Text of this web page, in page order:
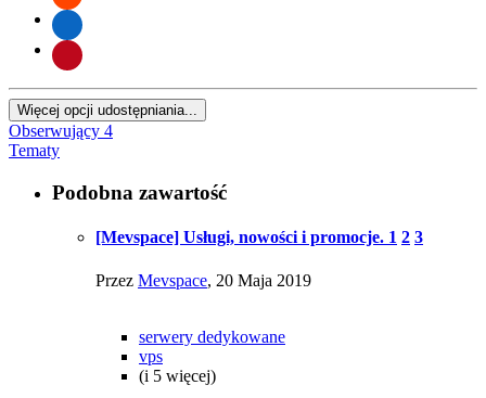
Więcej opcji udostępniania...
Obserwujący 4
Tematy
Podobna zawartość
[Mevspace] Usługi, nowości i promocje. 1 2 3
Przez Mevspace, 20 Maja 2019
serwery dedykowane
vps
(i 5 więcej)